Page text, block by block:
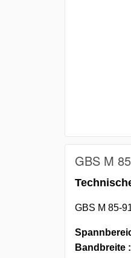
GBS M
GBS M 85-
Bandbreite :